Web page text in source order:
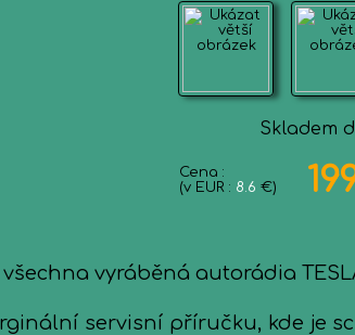
Skladem
Cena :
(v EUR : 8.6 €)
vyráběná autorádia
servisní příručku, kde je